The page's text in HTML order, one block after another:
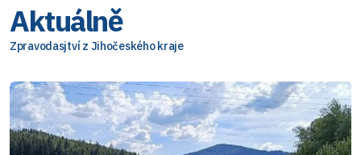
Aktuálně
Zpravodasjtví z Jihočeského kraje